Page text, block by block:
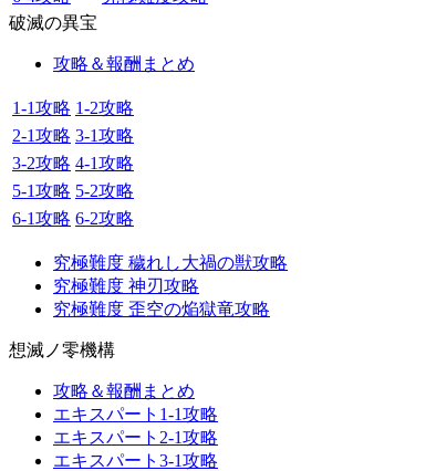
破滅の異宝
攻略＆報酬まとめ
1-1攻略 1-2攻略
2-1攻略 3-1攻略
3-2攻略 4-1攻略
5-1攻略 5-2攻略
6-1攻略 6-2攻略
究極難度 穢れし大禍の獣攻略
究極難度 神刃攻略
究極難度 歪空の焔獄竜攻略
想滅ノ零機構
攻略＆報酬まとめ
エキスパート1-1攻略
エキスパート2-1攻略
エキスパート3-1攻略